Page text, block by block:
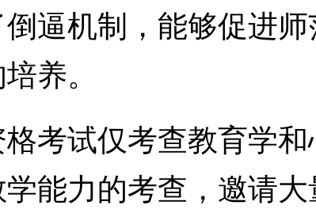
逼机制，能够促进
养。
试仅考查教育学和
能力的考查，邀请